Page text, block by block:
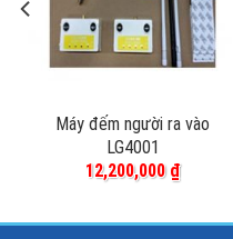
Máy đếm người ra vào
LG4001
12,200,000 ₫